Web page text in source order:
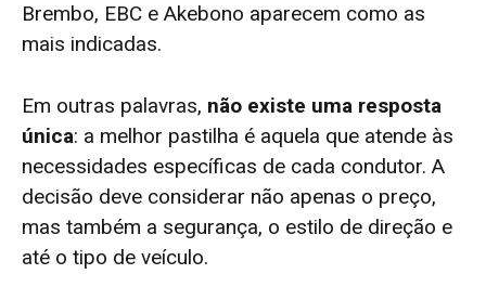
Brembo, EBC e Akebono aparecem como as
mais indicadas.
Em outras palavras, não existe uma resposta
única: a melhor pastilha é aquela que atende às
necessidades específicas de cada condutor. A
decisão deve considerar não apenas o preço,
mas também a segurança, o estilo de direção e
até o tipo de veículo.